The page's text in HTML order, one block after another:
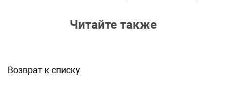
Читайте также
Возврат к списку